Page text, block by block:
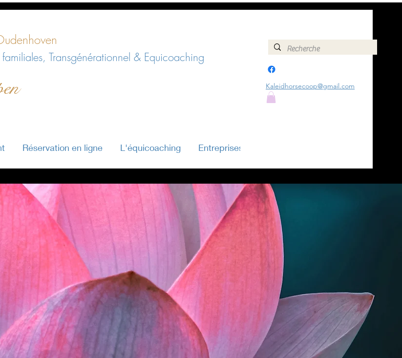
Transgénérationnel & Equicoaching
Réservation en ligne L'équicoaching Entreprises
Kaleidhorsecoop@gmail.com